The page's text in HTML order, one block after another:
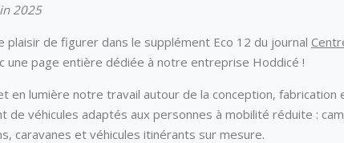
2025
plaisir de figurer dans le supplément Eco 12 du journal
une page entière dédiée à notre entreprise Hoddicé !
en lumière notre travail autour de la conception, fabrication
de véhicules adaptés aux personnes à mobilité réduite :
caravanes et véhicules itinérants sur mesure.